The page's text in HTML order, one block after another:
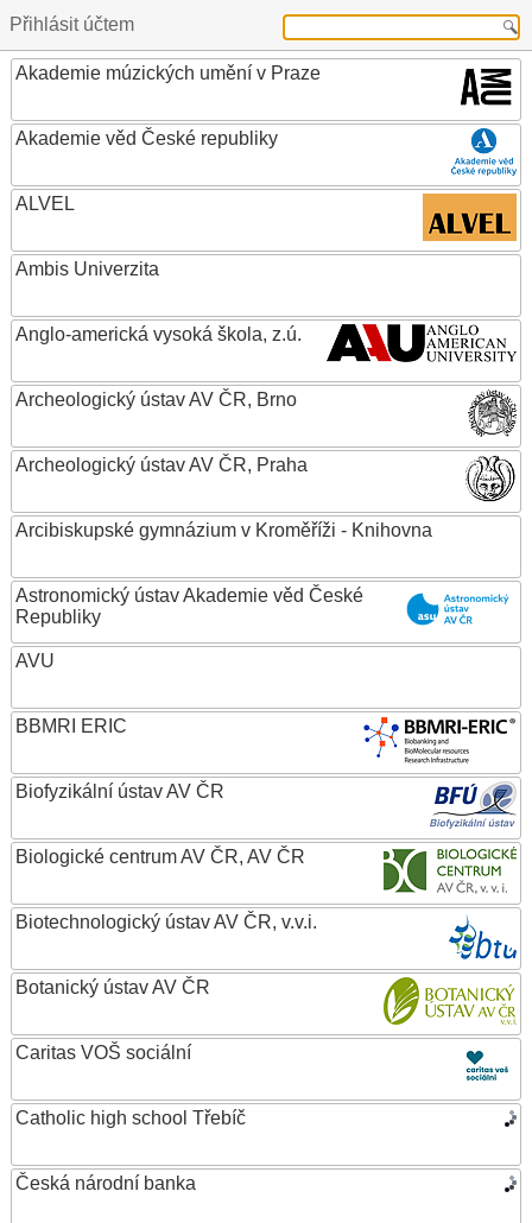
Přihlásit účtem
Akademie múzických umění v Praze
Akademie věd České republiky
ALVEL
Ambis Univerzita
Anglo-americká vysoká škola, z.ú.
Archeologický ústav AV ČR, Brno
Archeologický ústav AV ČR, Praha
Arcibiskupské gymnázium v Kroměříži - Knihovna
Astronomický ústav Akademie věd České
Republiky
AVU
BBMRI ERIC
Biofyzikální ústav AV ČR
Biologické centrum AV ČR, AV ČR
Biotechnologický ústav AV ČR, v.v.i.
Botanický ústav AV ČR
Caritas VOŠ sociální
Catholic high school Třebíč
Česká národní banka